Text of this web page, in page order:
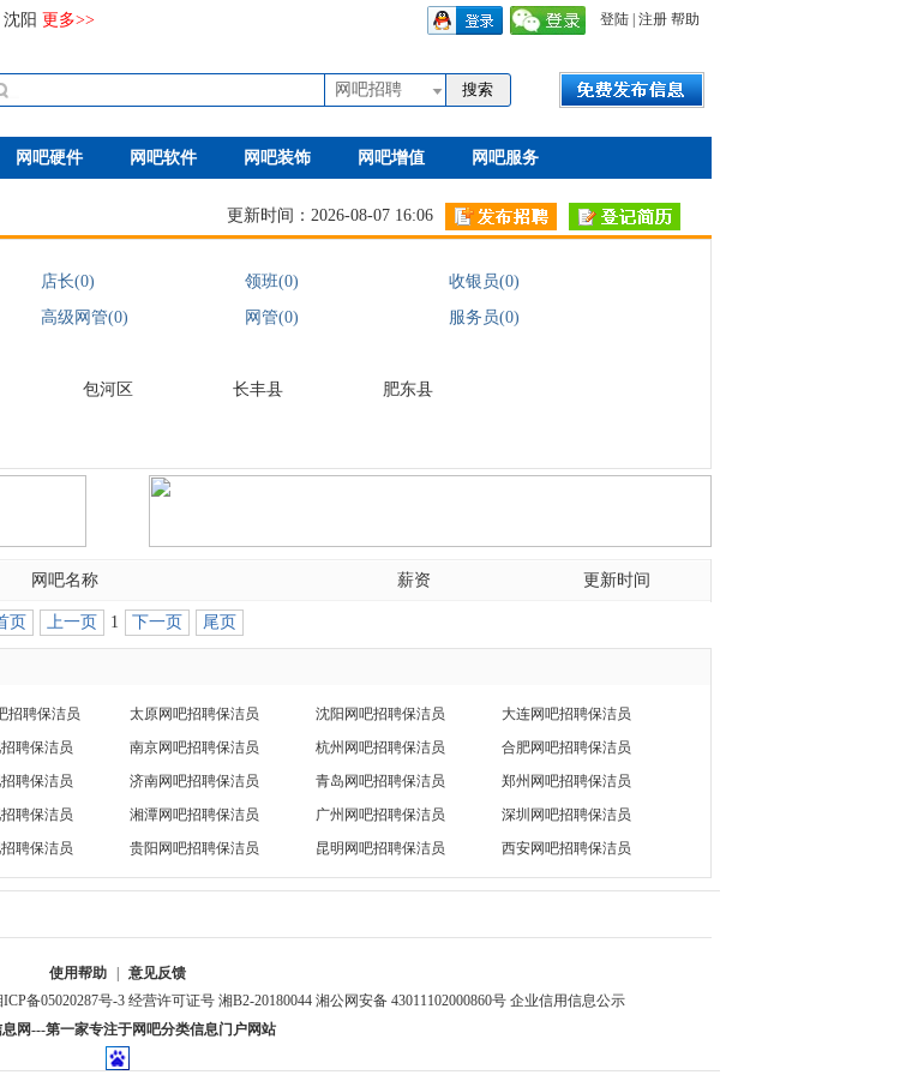
沈阳 更多>> 登陆 注册 帮助
网吧招聘
网吧硬件 网吧软件 网吧装饰 网吧增值 网吧服务
更新时间：2026-08-07 16:06
店长(0) 领班(0)
收银员(0)
高级网管(0) 网管(0)
服务员(0)
包河区 长丰县
肥东县
网吧名称 薪资 更新时间
页 上一页 1 下一页 尾页
招聘保洁员 太原网吧招聘保洁员 沈阳网吧招聘保洁员
大连网吧招聘保洁员
聘保洁员 南京网吧招聘保洁员 杭州网吧招聘保洁员
合肥网吧招聘保洁员
聘保洁员 济南网吧招聘保洁员 青岛网吧招聘保洁员
郑州网吧招聘保洁员
聘保洁员 湘潭网吧招聘保洁员 广州网吧招聘保洁员
深圳网吧招聘保洁员
聘保洁员 贵阳网吧招聘保洁员 昆明网吧招聘保洁员 西安网吧招聘保洁员
使用帮助
意见反馈
ICP备05020287号-3 经营许可证号 湘B2-20180044 湘公网安备 43011102000860号 企业信用信息公示
息网---第一家专注于网吧分类信息门户网站